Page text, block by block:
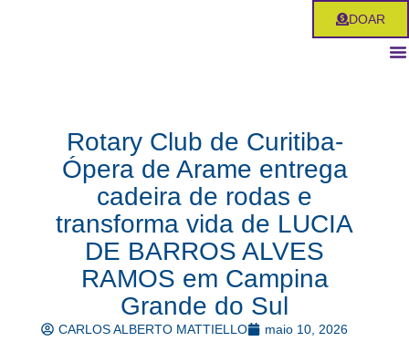
DOAR
Rotary Club de Curitiba-
Ópera de Arame entrega
cadeira de rodas e
transforma vida de LUCIA
DE BARROS ALVES
RAMOS em Campina
Grande do Sul
CARLOS ALBERTO MATTIELLO maio 10, 2026